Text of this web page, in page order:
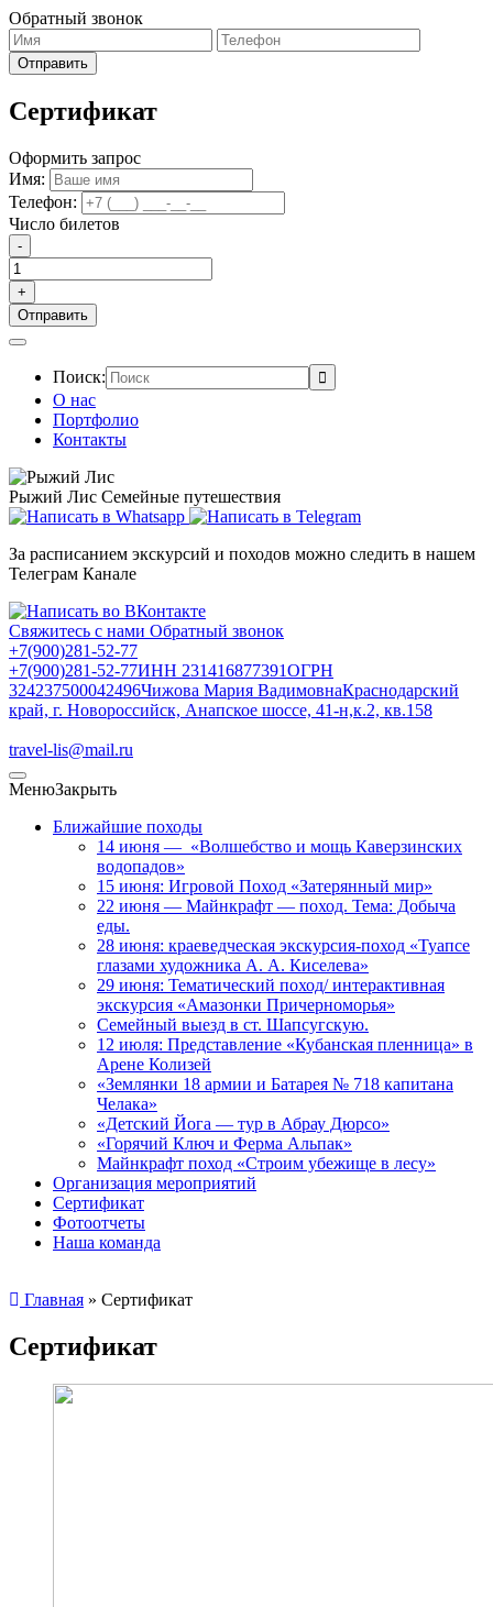
Обратный звонок
Сертификат
Оформить запрос
Имя:
Телефон:
Число билетов
-
+
Поиск:
О нас
Портфолио
Контакты
Рыжий Лис Семейные путешествия
За расписанием экскурсий и походов можно следить в нашем
Телеграм Канале
Свяжитесь с нами Обратный звонок
+7(900)281-52-77
+7(900)281-52-77ИНН 231416877391ОГРН
324237500042496Чижова Мария ВадимовнаКраснодарский
край, г. Новороссийск, Анапское шоссе, 41-н,к.2, кв.158
travel-lis@mail.ru
МенюЗакрыть
Ближайшие походы
14 июня — «Волшебство и мощь Каверзинских
водопадов»
15 июня: Игровой Поход «Затерянный мир»
22 июня — Майнкрафт — поход. Тема: Добыча
еды.
28 июня: краеведческая экскурсия-поход «Туапсе
глазами художника А. А. Киселева»
29 июня: Тематический поход/ интерактивная
экскурсия «Амазонки Причерноморья»
Семейный выезд в ст. Шапсугскую.
12 июля: Представление «Кубанская пленница» в
Арене Колизей
«Землянки 18 армии и Батарея № 718 капитана
Челака»
«Детский Йога — тур в Абрау Дюрсо»
«Горячий Ключ и Ферма Альпак»
Майнкрафт поход «Строим убежище в лесу»
Организация мероприятий
Сертификат
Фотоотчеты
Наша команда
Главная » Сертификат
Сертификат